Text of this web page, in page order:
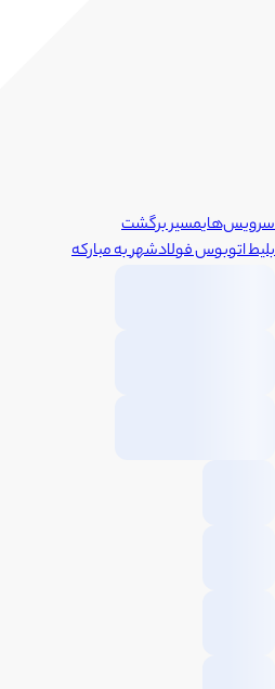
سرویس‌هایمسیر برگشت
بلیط اتوبوسفولادشهربهمبارکه